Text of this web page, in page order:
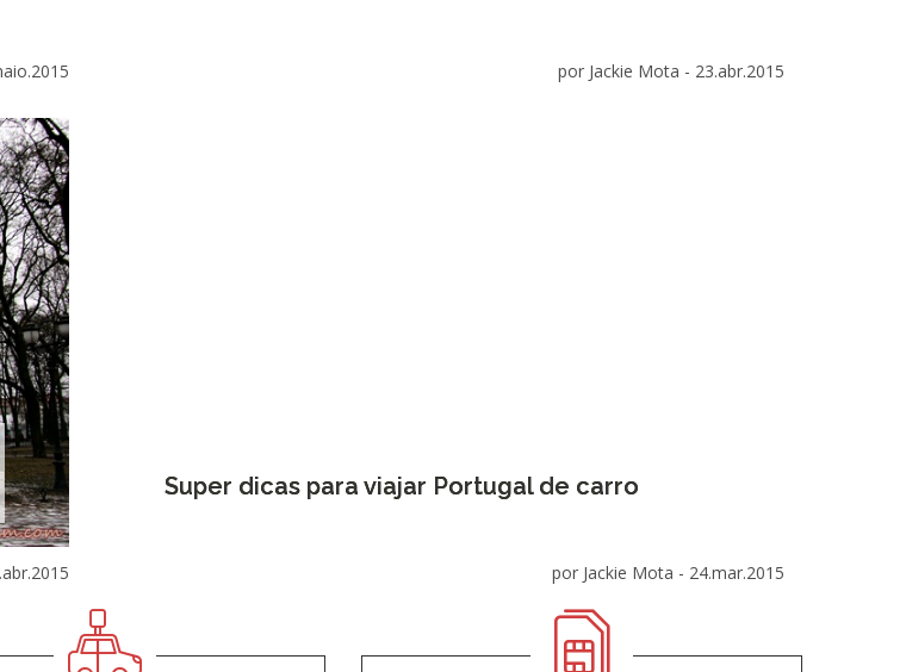
por Jackie Mota - 23.abr.2015
Super dicas para viajar Portugal de carro
por Jackie Mota - 24.mar.2015